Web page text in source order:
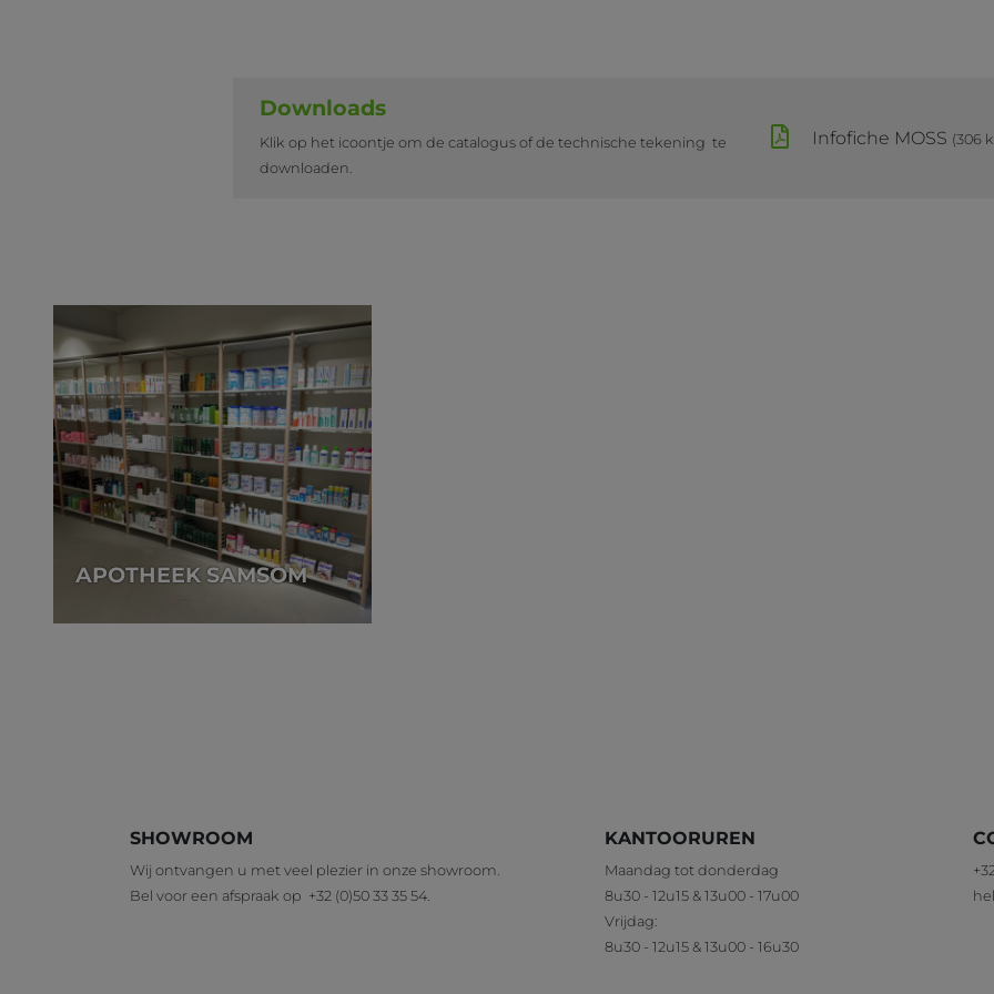
Downloads
Klik op het icoontje om de catalogus of de technische tekening te
downloaden.
Infofiche MOSS (306
APOTHEEK SAMSOM
SHOWROOM
Wij ontvangen u met veel plezier in onze showroom.
Bel voor een afspraak op +32 (0)50 33 35 54.
KANTOORUREN
Maandag tot donderdag
8u30 - 12u15 & 13u00 - 17u00
Vrijdag:
8u30 - 12u15 & 13u00 - 16u30